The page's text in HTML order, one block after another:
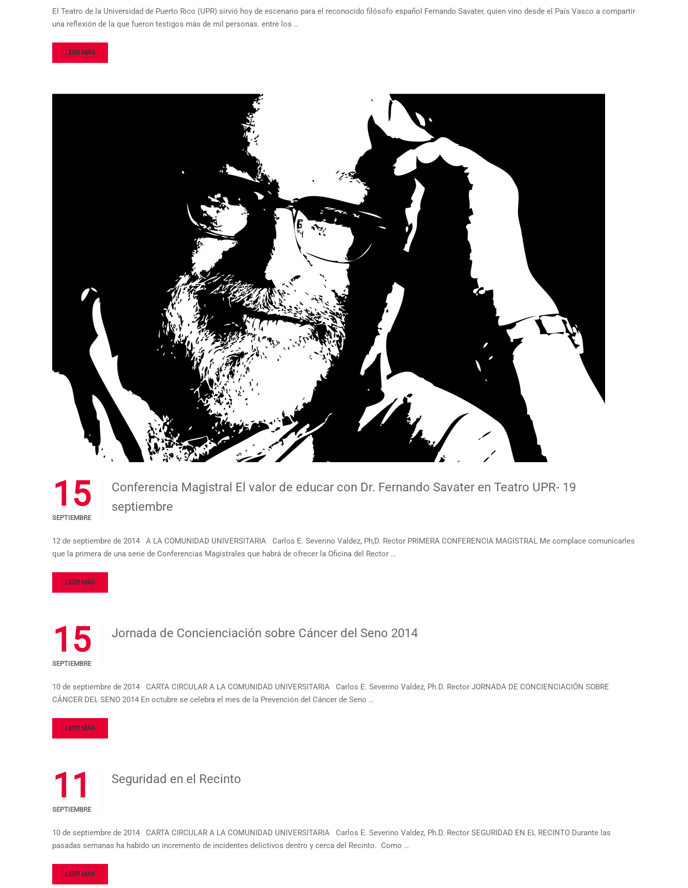
El Teatro de la Universidad de Puerto Rico (UPR) sirvió hoy de escenario para el reconocido filósofo español Fernando Savater, quien vino desde el País Vasco a compartir
una reflexión de la que fueron testigos más de mil personas. entre los …
LEER MÁS
15
SEPTIEMBRE
Conferencia Magistral El valor de educar con Dr. Fernando Savater en Teatro UPR- 19
septiembre
12 de septiembre de 2014 A LA COMUNIDAD UNIVERSITARIA Carlos E. Severino Valdez, Ph,D. Rector PRIMERA CONFERENCIA MAGISTRAL Me complace comunicarles
que la primera de una serie de Conferencias Magistrales que habrá de ofrecer la Oficina del Rector …
LEER MÁS
15
SEPTIEMBRE
Jornada de Concienciación sobre Cáncer del Seno 2014
10 de septiembre de 2014 CARTA CIRCULAR A LA COMUNIDAD UNIVERSITARIA Carlos E. Severino Valdez, Ph.D. Rector JORNADA DE CONCIENCIACIÓN SOBRE
CÁNCER DEL SENO 2014 En octubre se celebra el mes de la Prevención del Cáncer de Seno …
LEER MÁS
11
SEPTIEMBRE
Seguridad en el Recinto
10 de septiembre de 2014 CARTA CIRCULAR A LA COMUNIDAD UNIVERSITARIA Carlos E. Severino Valdez, Ph.D. Rector SEGURIDAD EN EL RECINTO Durante las
pasadas semanas ha habido un incremento de incidentes delictivos dentro y cerca del Recinto. Como …
LEER MÁS